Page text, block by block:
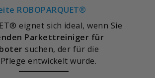
ROBOPARQUET®
eignet sich ideal, wenn Sie
Parkettreiniger für
suchen, der für die
entwickelt wurde.